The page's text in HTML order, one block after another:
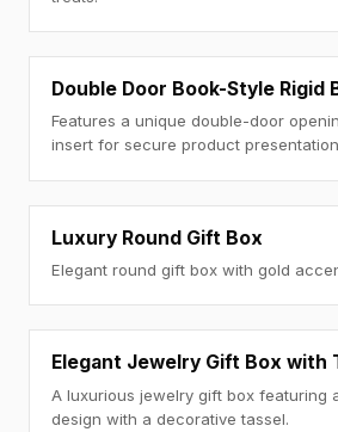
Double Door Book-Style Rigid
Features a unique double-door
insert for secure product
Luxury Round Gift Box
Elegant round gift box with gold
Elegant Jewelry Gift Box with
A luxurious jewelry gift box featuring
design with a decorative tassel.